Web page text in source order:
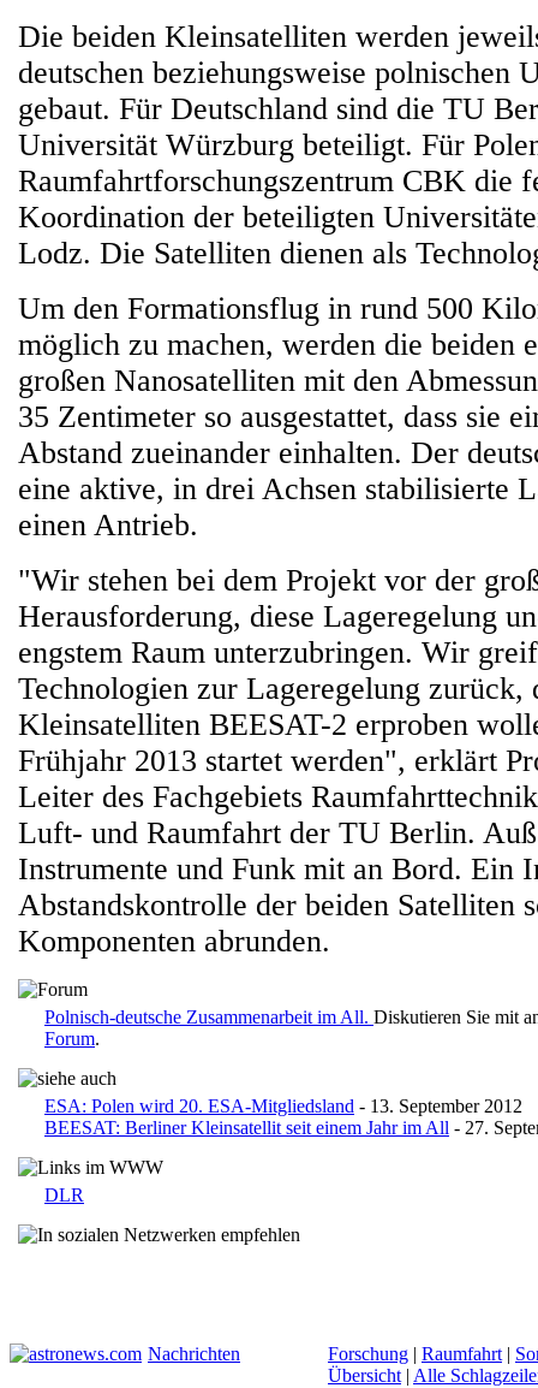
Die beiden Kleinsatelliten werden
deutschen beziehungsweise polnischen
gebaut. Für Deutschland sind die TU
Universität Würzburg beteiligt. Für
Raumfahrtforschungszentrum CBK die
Koordination der beteiligten
Lodz. Die Satelliten dienen als
Um den Formationsflug in rund 500
möglich zu machen, werden die beiden
großen Nanosatelliten mit den
35 Zentimeter so ausgestattet, dass sie
Abstand zueinander einhalten. Der
eine aktive, in drei Achsen stabilisierte
einen Antrieb.
"Wir stehen bei dem Projekt vor der
Herausforderung, diese Lageregelung
engstem Raum unterzubringen. Wir
Technologien zur Lageregelung
Kleinsatelliten BEESAT-2 erproben
Frühjahr 2013 startet werden", erklärt
Leiter des Fachgebiets
Luft- und Raumfahrt der TU Berlin.
Instrumente und Funk mit an Bord. Ein
Abstandskontrolle der beiden Satelliten
Komponenten abrunden.
Polnisch-deutsche Zusammenarbeit im All. Diskutieren Sie mit
Forum.
ESA: Polen wird 20. ESA-Mitgliedsland - 13. September 2012
BEESAT: Berliner Kleinsatellit seit einem Jahr im All - 27.
DLR
Nachrichten Forschung | Raumfahrt |
Übersicht | Alle